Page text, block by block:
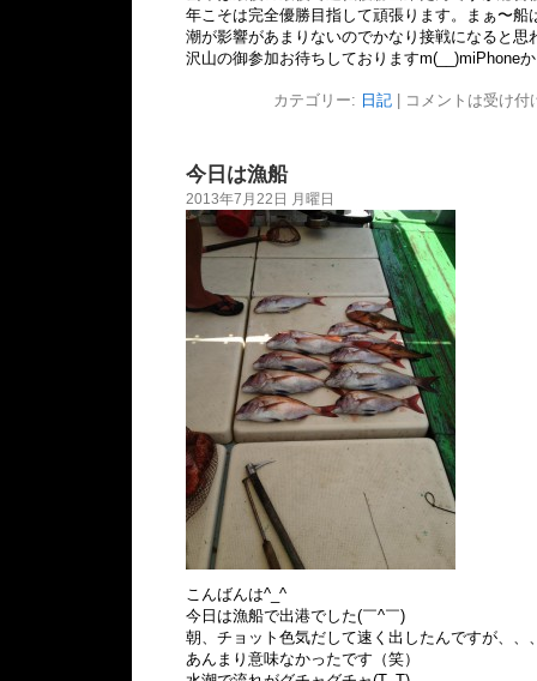
年こそは完全優勝目指して頑張ります。まぁ〜船
潮が影響があまりないのでかなり接戦になると思
沢山の御参加お待ちしておりますm(__)miPhone
カテゴリー: 日記| コメントは受け付
今日は漁船
2013年7月22日 月曜日
こんばんは^_^
今日は漁船で出港でした(￣^￣)ゞ
朝、チョット色気だして速く出したんですが、、
あんまり意味なかったです（笑）